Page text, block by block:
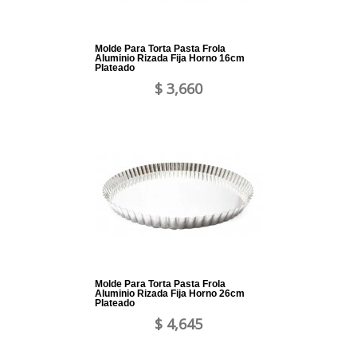
Molde Para Torta Pasta Frola
Aluminio Rizada Fija Horno 16cm
Plateado
$ 3,660
Molde Para Torta Pasta Frola
Aluminio Rizada Fija Horno 26cm
Plateado
$ 4,645